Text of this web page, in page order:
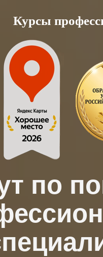
Курсы
по